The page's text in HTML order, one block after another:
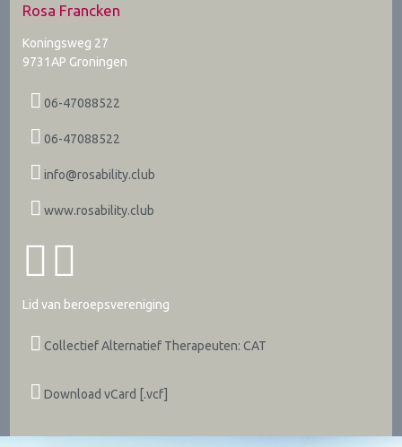
Rosa Francken
Koningsweg 27
9731AP Groningen
06-47088522
06-47088522
info@rosability.club
www.rosability.club
Lid van beroepsvereniging
Collectief Alternatief Therapeuten: CAT
Download vCard [.vcf]